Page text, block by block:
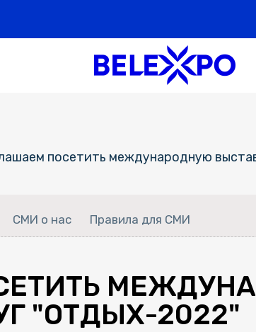
посетить международную
СМИ о нас Правила для СМИ
"ОТДЫХ-2022"